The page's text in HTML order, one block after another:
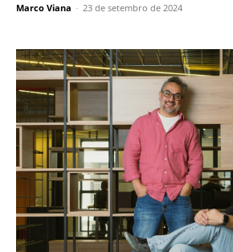
Marco Viana - 23 de setembro de 2024